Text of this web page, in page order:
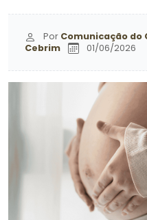
Por Comunicação do
Cebrim
01/06/2026